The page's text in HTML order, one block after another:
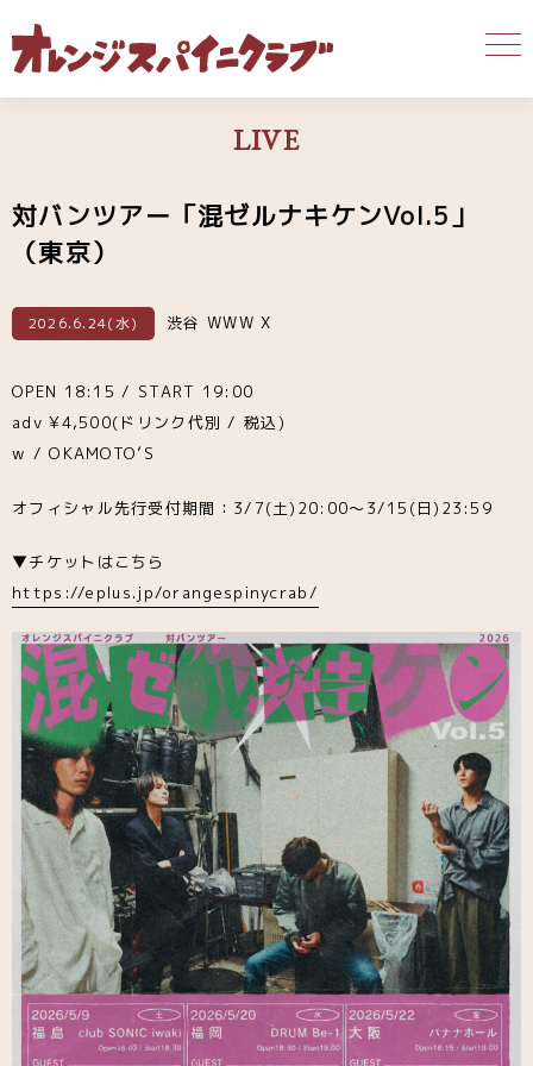
LIVE
対バンツアー「混ゼルナキケンVol.5」
（東京）
2026.6.24(水) 渋谷 WWW X
OPEN 18:15 / START 19:00
adv ¥4,500(ドリンク代別 / 税込)
w / OKAMOTO’S
オフィシャル先行受付期間：3/7(土)20:00〜3/15(日)23:59
▼チケットはこちら
https://eplus.jp/orangespinycrab/